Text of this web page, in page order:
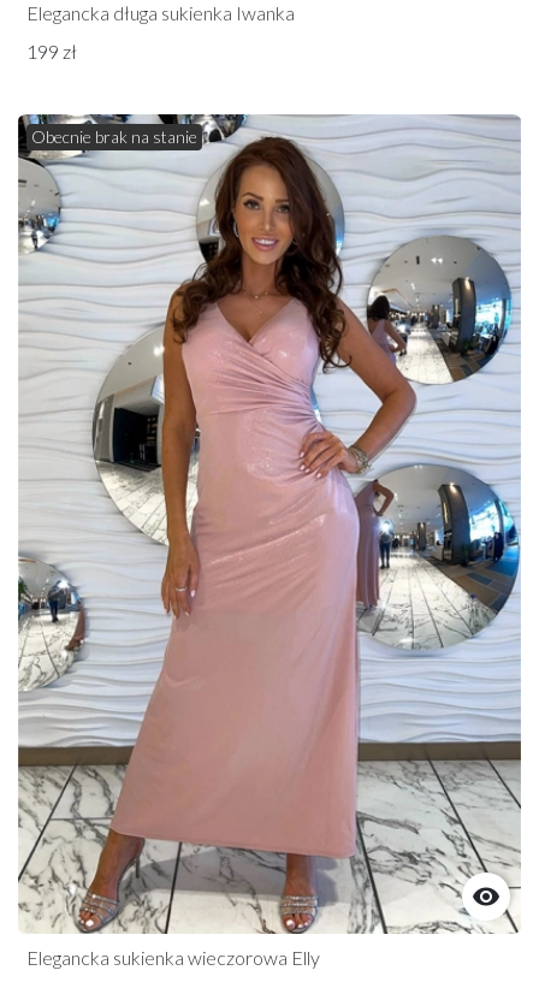
Elegancka długa sukienka Iwanka
199 zł
Obecnie brak na stanie

Elegancka sukienka wieczorowa Elly